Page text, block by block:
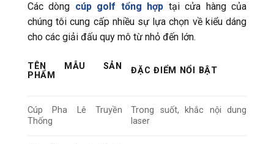
Các dòng cúp golf tổng hợp tại cửa hàng của
chúng tôi cung cấp nhiều sự lựa chọn về kiểu dáng
cho các giải đấu quy mô từ nhỏ đến lớn.
TÊN MẪU SẢN
PHẨM
ĐẶC ĐIỂM NỔI BẬT
Cúp Pha Lê Truyền
Thống
Trong suốt, khắc nội dung
laser